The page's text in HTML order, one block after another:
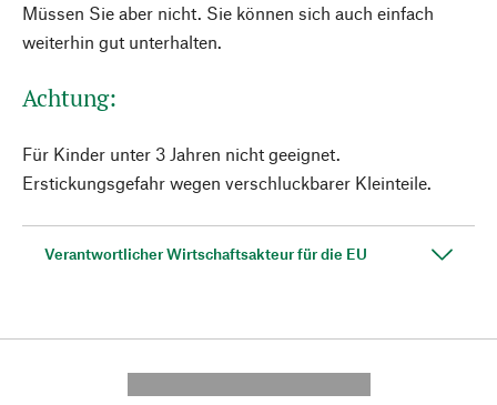
Müssen Sie aber nicht. Sie können sich auch einfach
weiterhin gut unterhalten.
Achtung:
Für Kinder unter 3 Jahren nicht geeignet.
Erstickungsgefahr wegen verschluckbarer Kleinteile.
Verantwortlicher Wirtschaftsakteur für die EU